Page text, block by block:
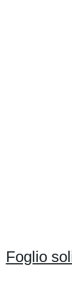
Foglio